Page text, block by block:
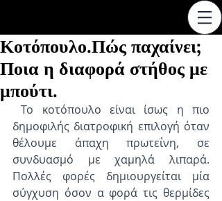
Κοτόπουλο.Πώς παχαίνει;
Ποια η διαφορά στήθος με
μπούτι.
Το κοτόπουλο είναι ίσως η πιο
δημοφιλής διατροφική επιλογή όταν
θέλουμε άπαχη πρωτεΐνη, σε
συνδυασμό με χαμηλά λιπαρά.
Πολλές φορές δημιουργείται μία
σύγχυση όσον α φορά τις θερμίδες